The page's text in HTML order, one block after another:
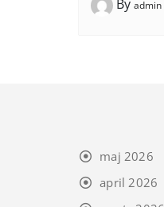
By admin
maj 2026
april 2026